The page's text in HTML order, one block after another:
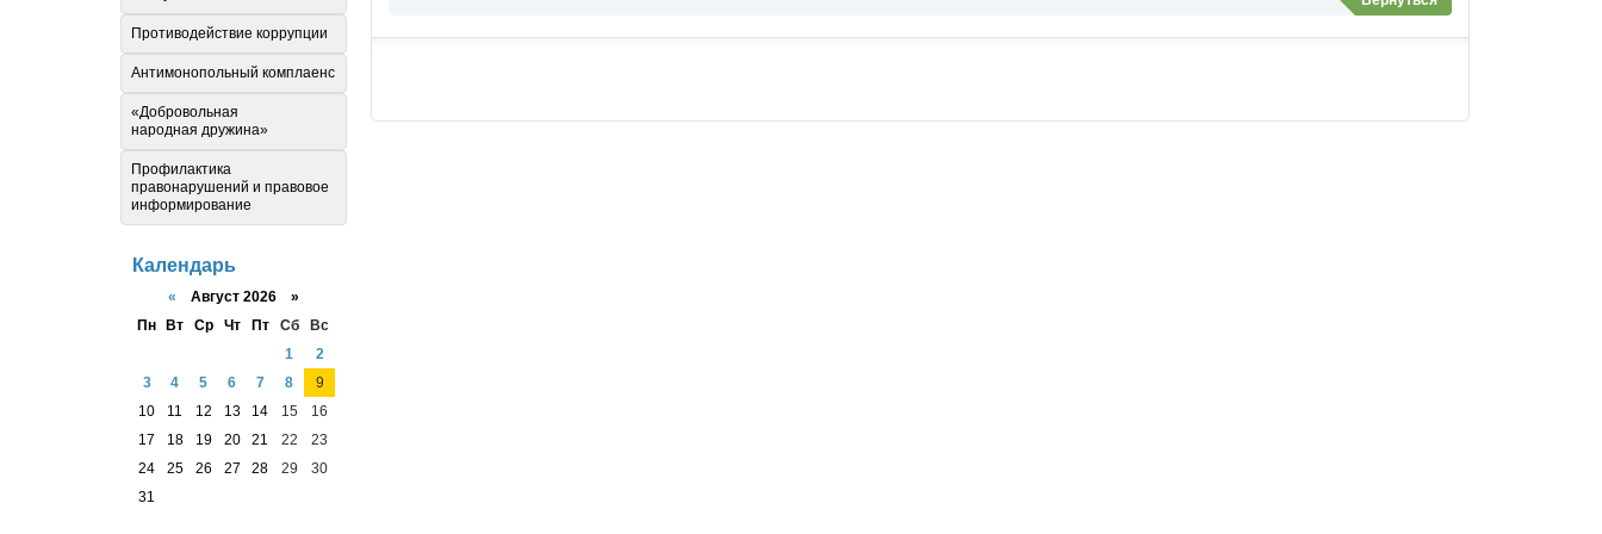
Противодействие коррупции
Антимонопольный комплаенс
«Добровольная
народная дружина»
Профилактика
правонарушений и правовое
информирование
Календарь
« Август 2026 »
Пн
Вт Ср Чт Пт Сб
Вс
1
2
3
4 5 6 7 8
9
10
11 12 13 14 15
16
17
18 19 20 21 22
23
24
25 26 27 28 29
30
31